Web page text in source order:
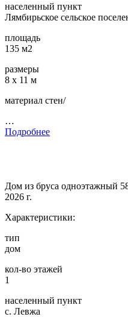
населенный пункт
Лямбирьское сельское
площадь
135 м2
размеры
8 х 11 м
материал стен/
…
Подробнее
Дом из бруса одноэтажный
2026 г.
Характеристики:
тип
дом
кол-во этажей
1
населенный пункт
с. Левжа